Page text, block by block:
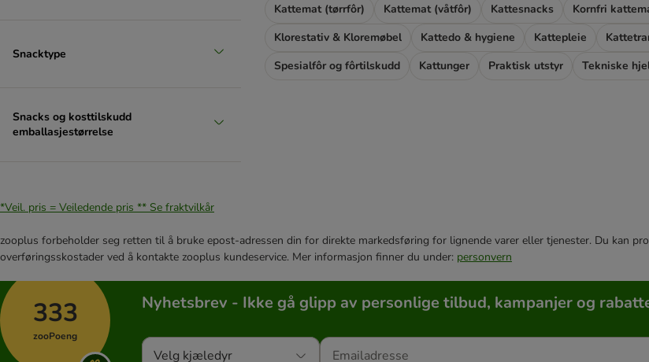
Snacktype
Snacks og kosttilskudd
emballasjestørrelse
Kattemat (tørrfôr) Kattemat (våtfôr) Kattesnacks Kornfri
Klorestativ & Kloremøbel
Kattedo & hygiene Kattepleie
Spesialfôr og fôrtilskudd
Kattunger Praktisk utstyr
*Veil. pris = Veiledende pris ** Se fraktvilkår
zooplus forbeholder seg retten til å bruke epost-adressen din for direkte markedsføring for lignende varer eller tjenester. Du kan
overføringsskostader ved å kontakte zooplus kundeservice. Mer informasjon finner du under: personvern
333
zooPoeng
Nyhetsbrev - Ikke gå glipp av personlige tilbud, kampanjer og
Velg kjæledyr